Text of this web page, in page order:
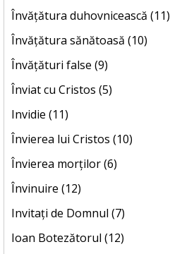
Învățătura duhovnicească (11)
Învățătura sănătoasă (10)
Învățături false (9)
Înviat cu Cristos (5)
Invidie (11)
Învierea lui Cristos (10)
Învierea morților (6)
Învinuire (12)
Invitați de Domnul (7)
Ioan Botezătorul (12)